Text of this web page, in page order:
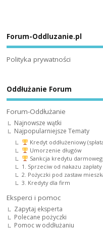
Forum-Oddluzanie.pl
Polityka prywatności
Oddłużanie Forum
Forum-Oddłużanie
Najnowsze wątki
Najpopularniejsze Tematy
Kredyt oddłużeniowy
Umorzenie długów
Sankcja kredytu
1. Sprzeciw od nakazu zapłaty
2. Pożyczki pod zastaw
3. Kredyty dla firm
Eksperci i pomoc
Zapytaj eksperta
Polecane pożyczki
Pomoc w oddłużaniu